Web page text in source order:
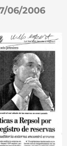
06/2006